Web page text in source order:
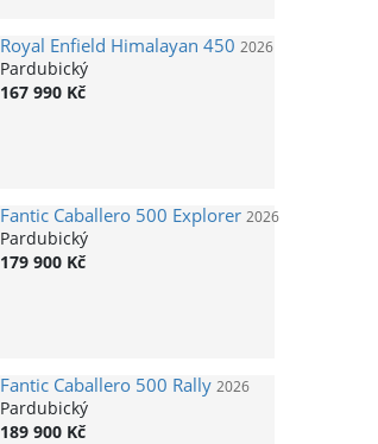
Royal Enfield Himalayan 450 2026
Pardubický
167 990 Kč
Fantic Caballero 500 Explorer 2026
Pardubický
179 900 Kč
Fantic Caballero 500 Rally 2026
Pardubický
189 900 Kč